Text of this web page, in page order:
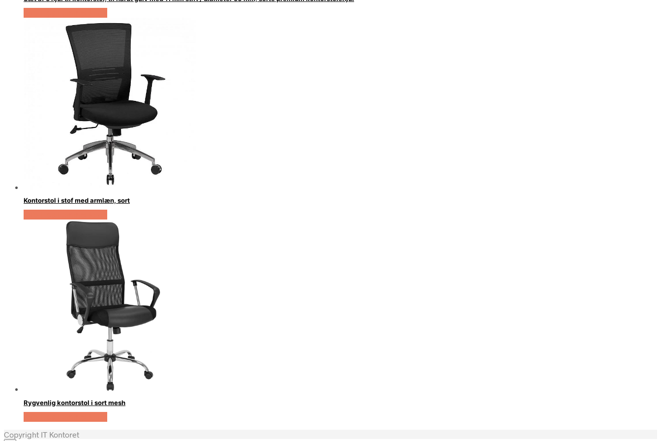
Kontorstol i stof med armlæn, sort
Rygvenlig kontorstol i sort mesh
Copyright IT Kontoret